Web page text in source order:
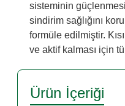
sisteminin
sindirim sağlığını
formüle edilmiştir.
ve aktif kalması için
Ürün İçeriği